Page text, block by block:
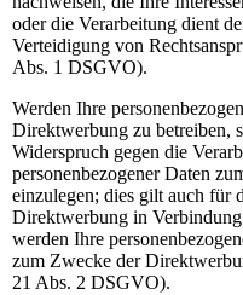
oder die Verarbeitung dient
Verteidigung von
Abs. 1 DSGVO).
Werden Ihre
Direktwerbung zu betreiben,
Widerspruch gegen die
personenbezogener Daten
einzulegen; dies gilt auch für
Direktwerbung in
werden Ihre
zum Zwecke der
21 Abs. 2 DSGVO).